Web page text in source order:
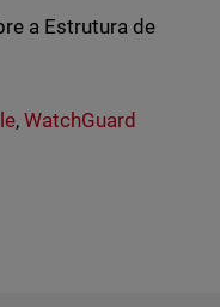
a Estrutura de
,WatchGuard